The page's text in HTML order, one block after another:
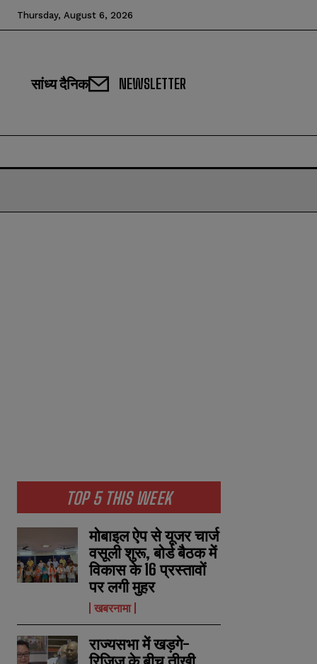
Thursday, August 6, 2026
सांध्य दैनिक NEWSLETTER
TOP 5 THIS WEEK
मोबाइल ऐप से यूजर चार्ज
वसूली शुरू, बोर्ड बैठक में
विकास के 16 प्रस्तावों
पर लगी मुहर
खबरनामा
राज्यसभा में खड़गे-